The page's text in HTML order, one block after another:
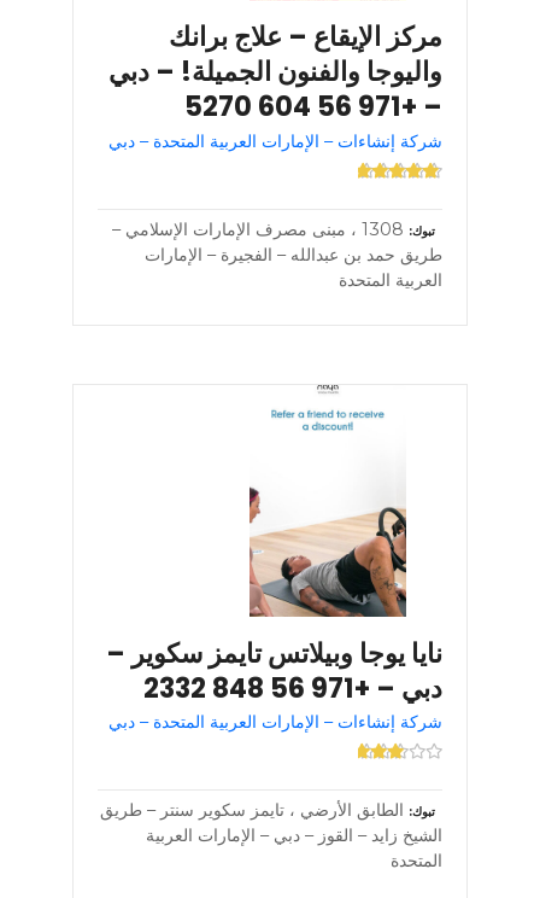
مركز الإيقاع – علاج برانك
واليوجا والفنون الجميلة! – دبي
– +971 56 604 5270
شركة إنشاءات – الإمارات العربية المتحدة – دبي
تبوك
1308 ، مبنى مصرف الإمارات الإسلامي –
طريق حمد بن عبدالله – الفجيرة – الإمارات
العربية المتحدة
نايا يوجا وبيلاتس تايمز سكوير –
دبي – +971 56 848 2332
شركة إنشاءات – الإمارات العربية المتحدة – دبي
تبوك
الطابق الأرضي ، تايمز سكوير سنتر – طريق
الشيخ زايد – القوز – دبي – الإمارات العربية
المتحدة